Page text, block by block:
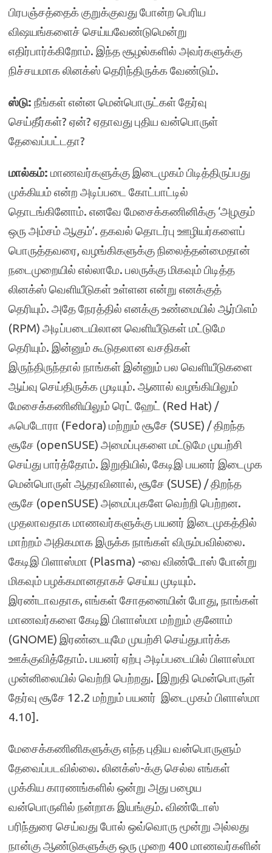
பிரபஞ்சத்தைக் குறுக்குவது போன்ற பெரிய
விஷயங்களைச் செய்யவேண்டுமென்று
எதிர்பார்க்கிறோம். இந்த சூழல்களில் அவர்களுக்கு
நிச்சயமாக லினக்ஸ் தெரிந்திருக்க வேண்டும்.
ஸ்டு: நீங்கள் என்ன மென்பொருட்கள் தேர்வு
செய்தீர்கள்? ஏன்? ஏதாவது புதிய வன்பொருள்
தேவைப்பட்டதா?
மால்கம்: மாணவர்களுக்கு இடைமுகம் பிடித்திருப்பது
முக்கியம் என்ற அடிப்படை கோட்பாட்டில்
தொடங்கினோம். எனவே மேசைக்கணினிக்கு ‘அழகும்
ஒரு அம்சம் ஆகும்’. தகவல் தொடர்பு ஊழியர்களைப்
பொருத்தவரை, வழங்கிகளுக்கு நிலைத்தன்மைதான்
நடைமுறையில் எல்லாமே. பலருக்கு மிகவும் பிடித்த
லினக்ஸ் வெளியீடுகள் உள்ளன என்று எனக்குத்
தெரியும். அதே நேரத்தில் எனக்கு உண்மையில் ஆர்பிஎம்
(RPM) அடிப்படையிலான வெளியீடுகள் மட்டுமே
தெரியும். இன்னும் கூடுதலான வசதிகள்
இருந்திருந்தால் நாங்கள் இன்னும் பல வெளியீடுகளை
ஆய்வு செய்திருக்க முடியும். ஆனால் வழங்கியிலும்
மேசைக்கணினியிலும் ரெட் ஹேட் (Red Hat) /
ஃபெடோரா (Fedora) மற்றும் சூசே (SUSE) / திறந்த
சூசே (openSUSE) அமைப்புகளை மட்டுமே முயற்சி
செய்து பார்த்தோம். இறுதியில், கேடிஇ பயனர் இடைமுக
மென்பொருள் ஆதரவினால், சூசே (SUSE) / திறந்த
சூசே (openSUSE) அமைப்புகளே வெற்றி பெற்றன.
முதலாவதாக மாணவர்களுக்கு பயனர் இடைமுகத்தில்
மாற்றம் அதிகமாக இருக்க நாங்கள் விரும்பவில்லை.
கேடிஇ பிளாஸ்மா (Plasma) -வை விண்டோஸ் போன்று
மிகவும் பழக்கமானதாகச் செய்ய முடியும்.
இரண்டாவதாக, எங்கள் சோதனையின் போது, நாங்கள்
மாணவர்களை கேடிஇ பிளாஸ்மா மற்றும் குனோம்
(GNOME) இரண்டையுமே முயற்சி செய்துபார்க்க
ஊக்குவித்தோம். பயனர் ஏற்பு அடிப்படையில் பிளாஸ்மா
முன்னிலையில் வெற்றி பெற்றது. [இறுதி மென்பொருள்
தேர்வு சூசே 12.2 மற்றும் பயனர் இடைமுகம் பிளாஸ்மா
4.10].
மேசைக்கணினிகளுக்கு எந்த புதிய வன்பொருளும்
தேவைப்படவில்லை. லினக்ஸ்-க்கு செல்ல எங்கள்
முக்கிய காரணங்களில் ஒன்று அது பழைய
வன்பொருளில் நன்றாக இயங்கும். விண்டோஸ்
பரிந்துரை செய்வது போல் ஒவ்வொரு மூன்று அல்லது
நான்கு ஆண்டுகளுக்கு ஒரு முறை 400 மாணவர்களின்